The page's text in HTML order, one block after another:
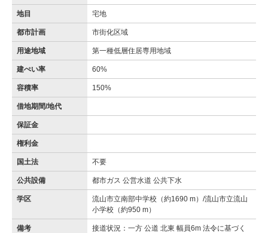
地目 宅地
都市計画 市街化区域
用途地域 第一種低層住居専用地域
建ぺい率 60%
容積率 150%
借地期間/地代
保証金
権利金
国土法 不要
公共設備 都市ガス 公営水道 公共下水
学区
流山市立南部中学校（約1690 m）/流山市立流山
小学校（約950 m）
備考
接道状況：一方 公道 北東 幅員6m 法令に基づく